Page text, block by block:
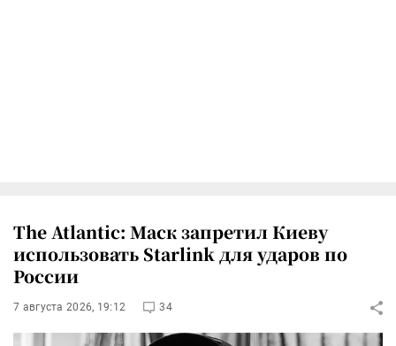
The Atlantic: Маск запретил Киеву
использовать Starlink для ударов по
России
7 августа 2026, 19:12 34